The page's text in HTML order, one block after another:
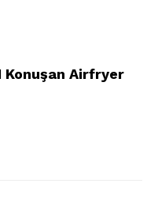
Konuşan Airfryer